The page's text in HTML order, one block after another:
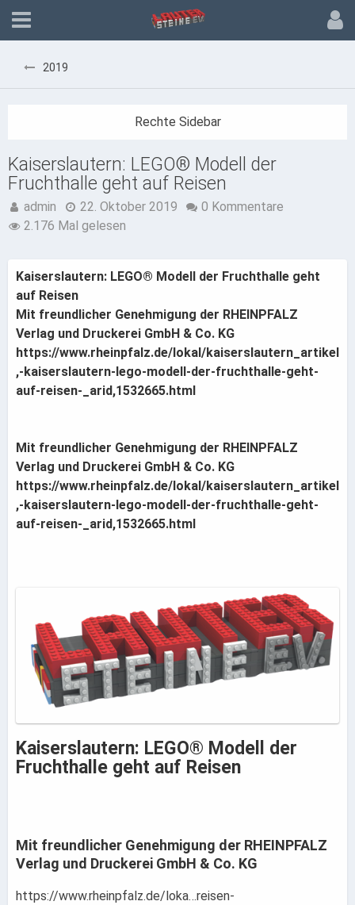
2019
Kaiserslautern: LEGO® Modell der
Fruchthalle geht auf Reisen
admin 22. Oktober 2019
0 Kommentare
2.176 Mal gelesen
Kaiserslautern: LEGO® Modell der Fruchthalle geht
auf Reisen
Mit freundlicher Genehmigung der RHEINPFALZ
Verlag und Druckerei GmbH & Co. KG
https://www.rheinpfalz.de/lokal/kaiserslautern_artikel
,-kaiserslautern-lego-modell-der-fruchthalle-geht-
auf-reisen-_arid,1532665.html
Mit freundlicher Genehmigung der RHEINPFALZ
Verlag und Druckerei GmbH & Co. KG
https://www.rheinpfalz.de/lokal/kaiserslautern_artikel
,-kaiserslautern-lego-modell-der-fruchthalle-geht-
auf-reisen-_arid,1532665.html
Kaiserslautern: LEGO® Modell der
Fruchthalle geht auf Reisen
Mit freundlicher Genehmigung der RHEINPFALZ
Verlag und Druckerei GmbH & Co. KG
https://www.rheinpfalz.de/loka…reisen-